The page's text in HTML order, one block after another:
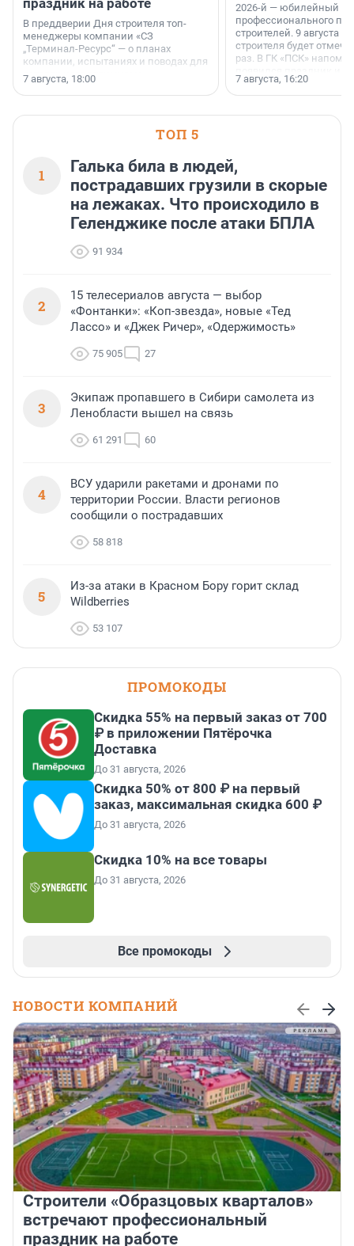
праздник на работе
В преддверии Дня строителя топ-
менеджеры компании «СЗ
„Терминал-Ресурс“ — о планах
компании, испытаниях и поводах для
осторожного оптимизма.
7 августа, 18:00
2026-й — юбилейный
профессионального
строителей. 9 августа
строителя будет
раз. В ГК «ПСК»
поменялась роль
7 августа, 16:20
ТОП 5
1
Галька била в людей,
пострадавших грузили в скорые
на лежаках. Что происходило в
Геленджике после атаки БПЛА
91 934
2
15 телесериалов августа — выбор
«Фонтанки»: «Коп-звезда», новые «Тед
Лассо» и «Джек Ричер», «Одержимость»
75 905 27
3
Экипаж пропавшего в Сибири самолета из
Ленобласти вышел на связь
61 291 60
4
ВСУ ударили ракетами и дронами по
территории России. Власти регионов
сообщили о пострадавших
58 818
5
Из-за атаки в Красном Бору горит склад
Wildberries
53 107
ПРОМОКОДЫ
Скидка 55% на первый заказ от 700
₽ в приложении Пятёрочка
Доставка
До 31 августа, 2026
Скидка 50% от 800 ₽ на первый
заказ, максимальная скидка 600 ₽
До 31 августа, 2026
Скидка 10% на все товары
До 31 августа, 2026
Все промокоды
НОВОСТИ КОМПАНИЙ
Строители «Образцовых кварталов»
встречают профессиональный
праздник на работе